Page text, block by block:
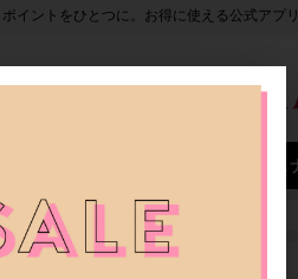
ポイントをひとつに。お得に使える公式アプ
ス
ピアス バッグ